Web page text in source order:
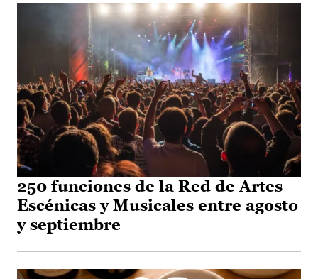
250 funciones de la Red de Artes
Escénicas y Musicales entre agosto
y septiembre